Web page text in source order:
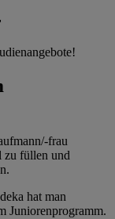
frau
zu füllen und
hat man
Juniorenprogramm.